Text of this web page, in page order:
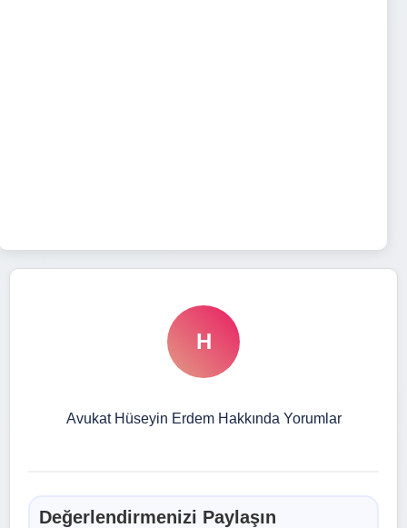
H
Avukat Hüseyin Erdem Hakkında Yorumlar
Değerlendirmenizi Paylaşın